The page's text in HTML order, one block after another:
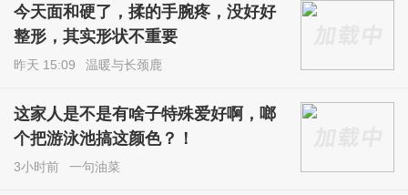
今天面和硬了，揉的手腕疼，没好好
整形，其实形状不重要
昨天 15:09 温暖与长颈鹿
这家人是不是有啥子特殊爱好啊，啷
个把游泳池搞这颜色？！
3小时前 一句油菜